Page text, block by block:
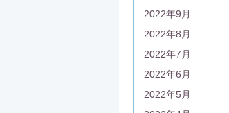
2022年9月
2022年8月
2022年7月
2022年6月
2022年5月